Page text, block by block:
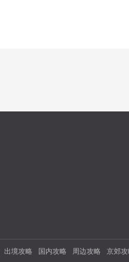
出境攻略 国内攻略 周边攻略 京郊